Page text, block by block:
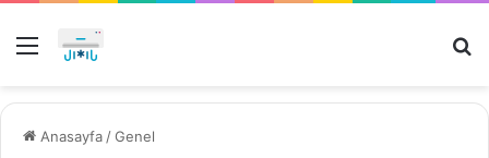
Menü
Anasayfa /Genel